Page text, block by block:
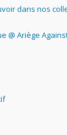
dans nos
@ Ariège